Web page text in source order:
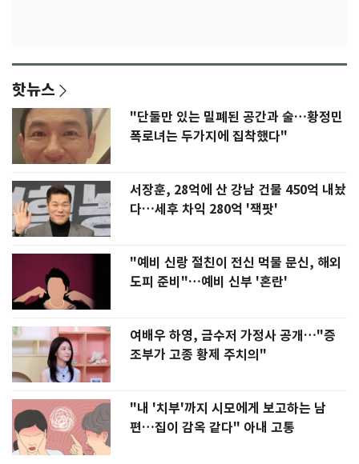
핫뉴스
"단둘만 있는 밀폐된 공간과 술…황정민
폭로녀는 두가지에 집착했다"
서장훈, 28억에 산 강남 건물 450억 내놨
다…세후 차익 280억 '잭팟'
"예비 신랑 절친이 전신 먹물 문신, 해외
도피 준비"…예비 신부 '혼란'
여배우 하영, 금수저 가정사 공개…"증
조부가 고종 황제 주치의"
"내 '치부'까지 시모에게 보고하는 남
편…집이 감옥 같다" 아내 고통